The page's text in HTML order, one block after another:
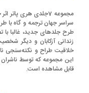
مجموعه 7جلدی هری
سراسر جهان ترجمه و گاه
طرح‌ جلدهای جدید، غالبا با
زندانی آزکابان و دیگر
این مجموعه که توسط
قابل مشاهده است.